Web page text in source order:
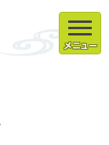
メニュー